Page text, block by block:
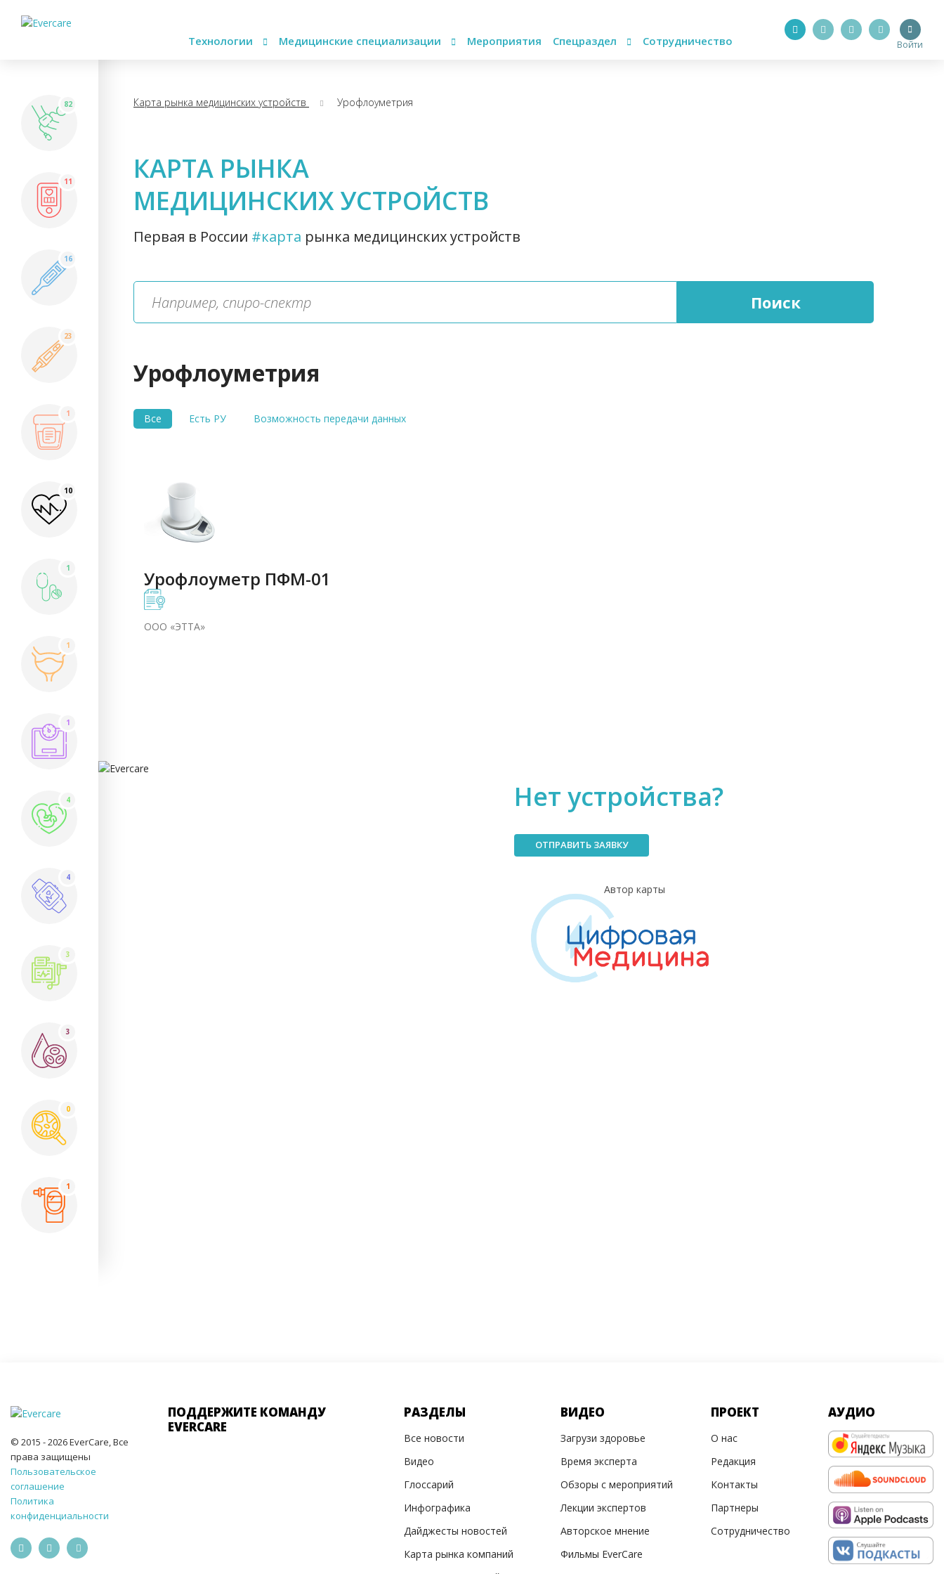
Технологии Медицинские специализации Мероприятия Спецраздел Сотрудничество Войти
82
11
16
23
1
10
1
1
1
4
4
3
3
0
1
Карта рынка медицинских устройств Урофлоуметрия
КАРТА РЫНКА
МЕДИЦИНСКИХ УСТРОЙСТВ
Первая в России #карта рынка медицинских устройств
Урофлоуметрия
Все Есть РУ Возможность передачи данных
Урофлоуметр ПФМ-01
ООО «ЭТТА»
Нет устройства?
ОТПРАВИТЬ ЗАЯВКУ
Автор карты
© 2015 - 2026 EverCare, Все
права защищены
Пользовательское
соглашение
Политика
конфиденциальности
ПОДДЕРЖИТЕ КОМАНДУ
EVERCARE
РАЗДЕЛЫ
Все новости
Видео
Глоссарий
Инфографика
Дайджесты новостей
Карта рынка компаний
ВИДЕО
Загрузи здоровье
Время эксперта
Обзоры с мероприятий
Лекции экспертов
Авторское мнение
Фильмы EverCare
ПРОЕКТ
О нас
Редакция
Контакты
Партнеры
Сотрудничество
АУДИО